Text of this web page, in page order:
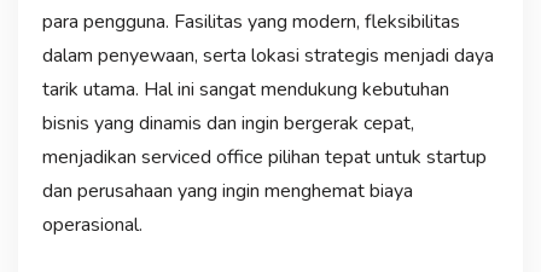
para pengguna. Fasilitas yang modern, fleksibilitas
dalam penyewaan, serta lokasi strategis menjadi daya
tarik utama. Hal ini sangat mendukung kebutuhan
bisnis yang dinamis dan ingin bergerak cepat,
menjadikan serviced office pilihan tepat untuk startup
dan perusahaan yang ingin menghemat biaya
operasional.